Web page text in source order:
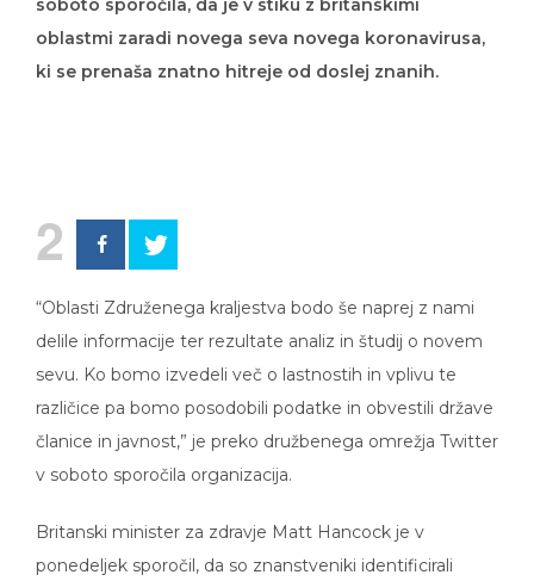
soboto sporočila, da je v stiku z britanskimi
oblastmi zaradi novega seva novega koronavirusa,
ki se prenaša znatno hitreje od doslej znanih.
2
“Oblasti Združenega kraljestva bodo še naprej z nami
delile informacije ter rezultate analiz in študij o novem
sevu. Ko bomo izvedeli več o lastnostih in vplivu te
različice pa bomo posodobili podatke in obvestili države
članice in javnost,” je preko družbenega omrežja Twitter
v soboto sporočila organizacija.
Britanski minister za zdravje Matt Hancock je v
ponedeljek sporočil, da so znanstveniki identificirali